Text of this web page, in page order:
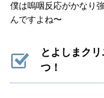
僕は嗚咽反応がかなり
んですよね〜
とよしまク
つ！